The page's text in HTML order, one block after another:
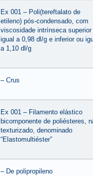
Ex 001 – Poli(tereftalato de
etileno) pós-condensado, com
viscosidade intrínseca superior
igual a 0,98 dl/g e inferior ou
a 1,10 dl/g
– Crus
Ex 001 – Filamento elástico
bicomponente de poliésteres,
texturizado, denominado
“Elastomultiéster”
– De polipropileno